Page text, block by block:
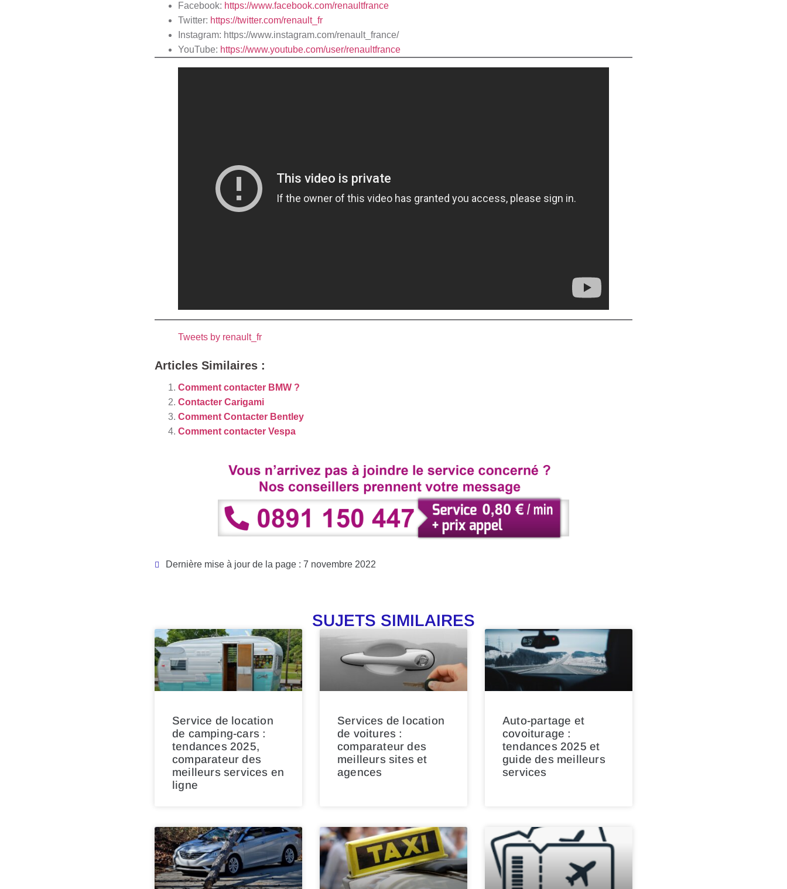
Facebook: https://www.facebook.com/renaultfrance
Twitter: https://twitter.com/renault_fr
Instagram: https://www.instagram.com/renault_france/
YouTube: https://www.youtube.com/user/renaultfrance
Tweets by renault_fr
Articles Similaires :
Comment contacter BMW ?
Contacter Carigami
Comment Contacter Bentley
Comment contacter Vespa
Dernière mise à jour de la page : 7 novembre 2022
SUJETS SIMILAIRES
Service de location
de camping-cars :
tendances 2025,
comparateur des
meilleurs services en
ligne
Services de location
de voitures :
comparateur des
meilleurs sites et
agences
Auto-partage et
covoiturage :
tendances 2025 et
guide des meilleurs
services